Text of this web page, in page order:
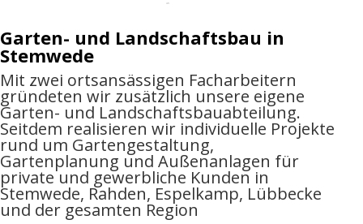
Fliesenlegen, Laminat-, WPC-
und Parkettverlegung
Erdbau:
Erdarbeiten
Drainage, Abläufe,
Entwässerung
Schachtarbeiten
Garten- und Landschaftsbau in
Stemwede
Mit zwei ortsansässigen Facharbeitern
gründeten wir zusätzlich unsere eigene
Garten- und Landschaftsbauabteilung.
Seitdem realisieren wir individuelle Projekte
rund um Gartengestaltung,
Gartenplanung und Außenanlagen für
private und gewerbliche Kunden in
Stemwede, Rahden, Espelkamp, Lübbecke
und der gesamten Region